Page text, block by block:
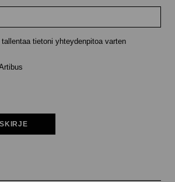
tallentaa tietoni yhteydenpitoa varten